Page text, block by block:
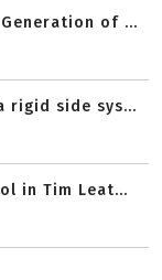
Generation of ...
rigid side sys...
in Tim Leat...